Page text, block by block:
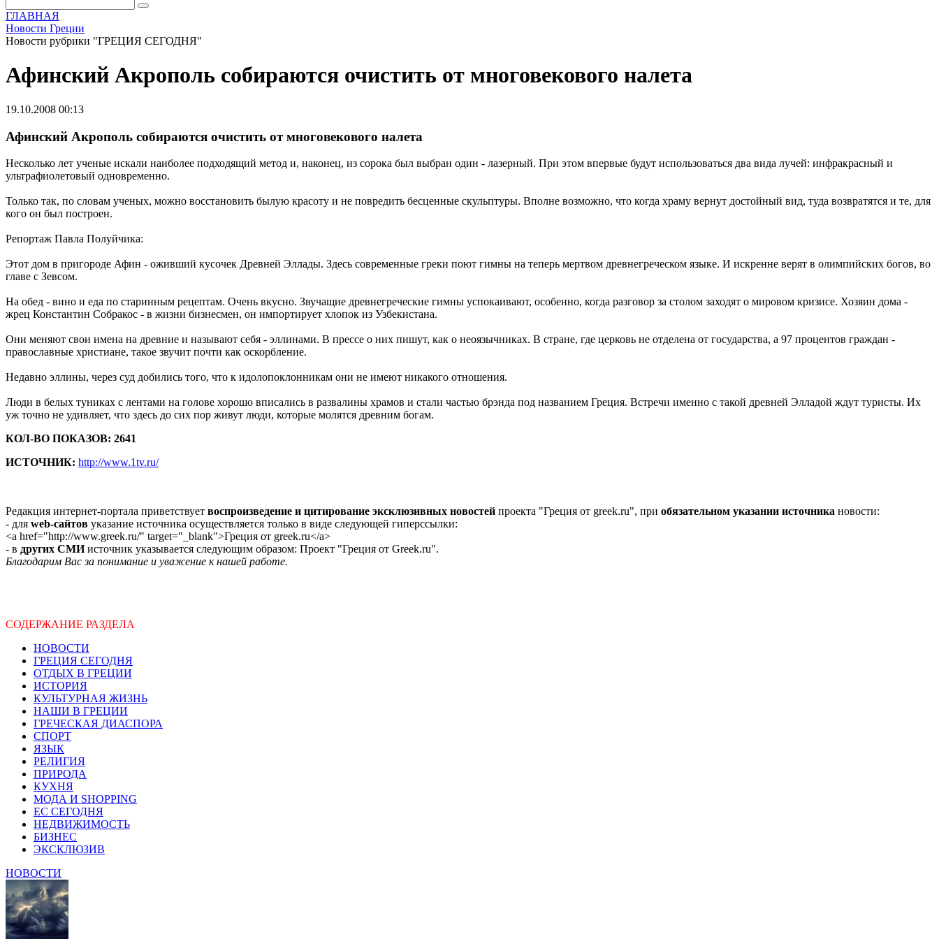
ГЛАВНАЯ
Новости Греции
Новости рубрики "ГРЕЦИЯ СЕГОДНЯ"
Афинский Акрополь собираются очистить от многовекового налета
19.10.2008 00:13
Афинский Акрополь собираются очистить от многовекового налета
Несколько лет ученые искали наиболее подходящий метод и, наконец, из сорока был выбран один - лазерный. При этом впервые будут использоваться два вида лучей: инфракрасный и
ультрафиолетовый одновременно.
Только так, по словам ученых, можно восстановить былую красоту и не повредить бесценные скульптуры. Вполне возможно, что когда храму вернут достойный вид, туда возвратятся и те, для
кого он был построен.
Репортаж Павла Полуйчика:
Этот дом в пригороде Афин - оживший кусочек Древней Эллады. Здесь современные греки поют гимны на теперь мертвом древнегреческом языке. И искренне верят в олимпийских богов, во
главе с Зевсом.
На обед - вино и еда по старинным рецептам. Очень вкусно. Звучащие древнегреческие гимны успокаивают, особенно, когда разговор за столом заходят о мировом кризисе. Хозяин дома -
жрец Константин Собракос - в жизни бизнесмен, он импортирует хлопок из Узбекистана.
Они меняют свои имена на древние и называют себя - эллинами. В прессе о них пишут, как о неоязычниках. В стране, где церковь не отделена от государства, а 97 процентов граждан -
православные христиане, такое звучит почти как оскорбление.
Недавно эллины, через суд добились того, что к идолопоклонникам они не имеют никакого отношения.
Люди в белых туниках с лентами на голове хорошо вписались в развалины храмов и стали частью брэнда под названием Греция. Встречи именно с такой древней Элладой ждут туристы. Их
уж точно не удивляет, что здесь до сих пор живут люди, которые молятся древним богам.
КОЛ-ВО ПОКАЗОВ: 2641
ИСТОЧНИК: http://www.1tv.ru/
Редакция интернет-портала приветствует воспроизведение и цитирование эксклюзивных новостей проекта "Греция от greek.ru", при обязательном указании источника новости:
- для web-сайтов указание источника осуществляется только в виде следующей гиперссылки:
<a href="http://www.greek.ru/" target="_blank">Греция от greek.ru</a>
- в других СМИисточник указывается следующим образом: Проект "Греция от Greek.ru".
Благодарим Вас за понимание и уважение к нашей работе.
СОДЕРЖАНИЕ РАЗДЕЛА
НОВОСТИ
ГРЕЦИЯ СЕГОДНЯ
ОТДЫХ В ГРЕЦИИ
ИСТОРИЯ
КУЛЬТУРНАЯ ЖИЗНЬ
НАШИ В ГРЕЦИИ
ГРЕЧЕСКАЯ ДИАСПОРА
СПОРТ
ЯЗЫК
РЕЛИГИЯ
ПРИРОДА
КУХНЯ
МОДА И SHOPPING
ЕС СЕГОДНЯ
НЕДВИЖИМОСТЬ
БИЗНЕС
ЭКСКЛЮЗИВ
НОВОСТИ